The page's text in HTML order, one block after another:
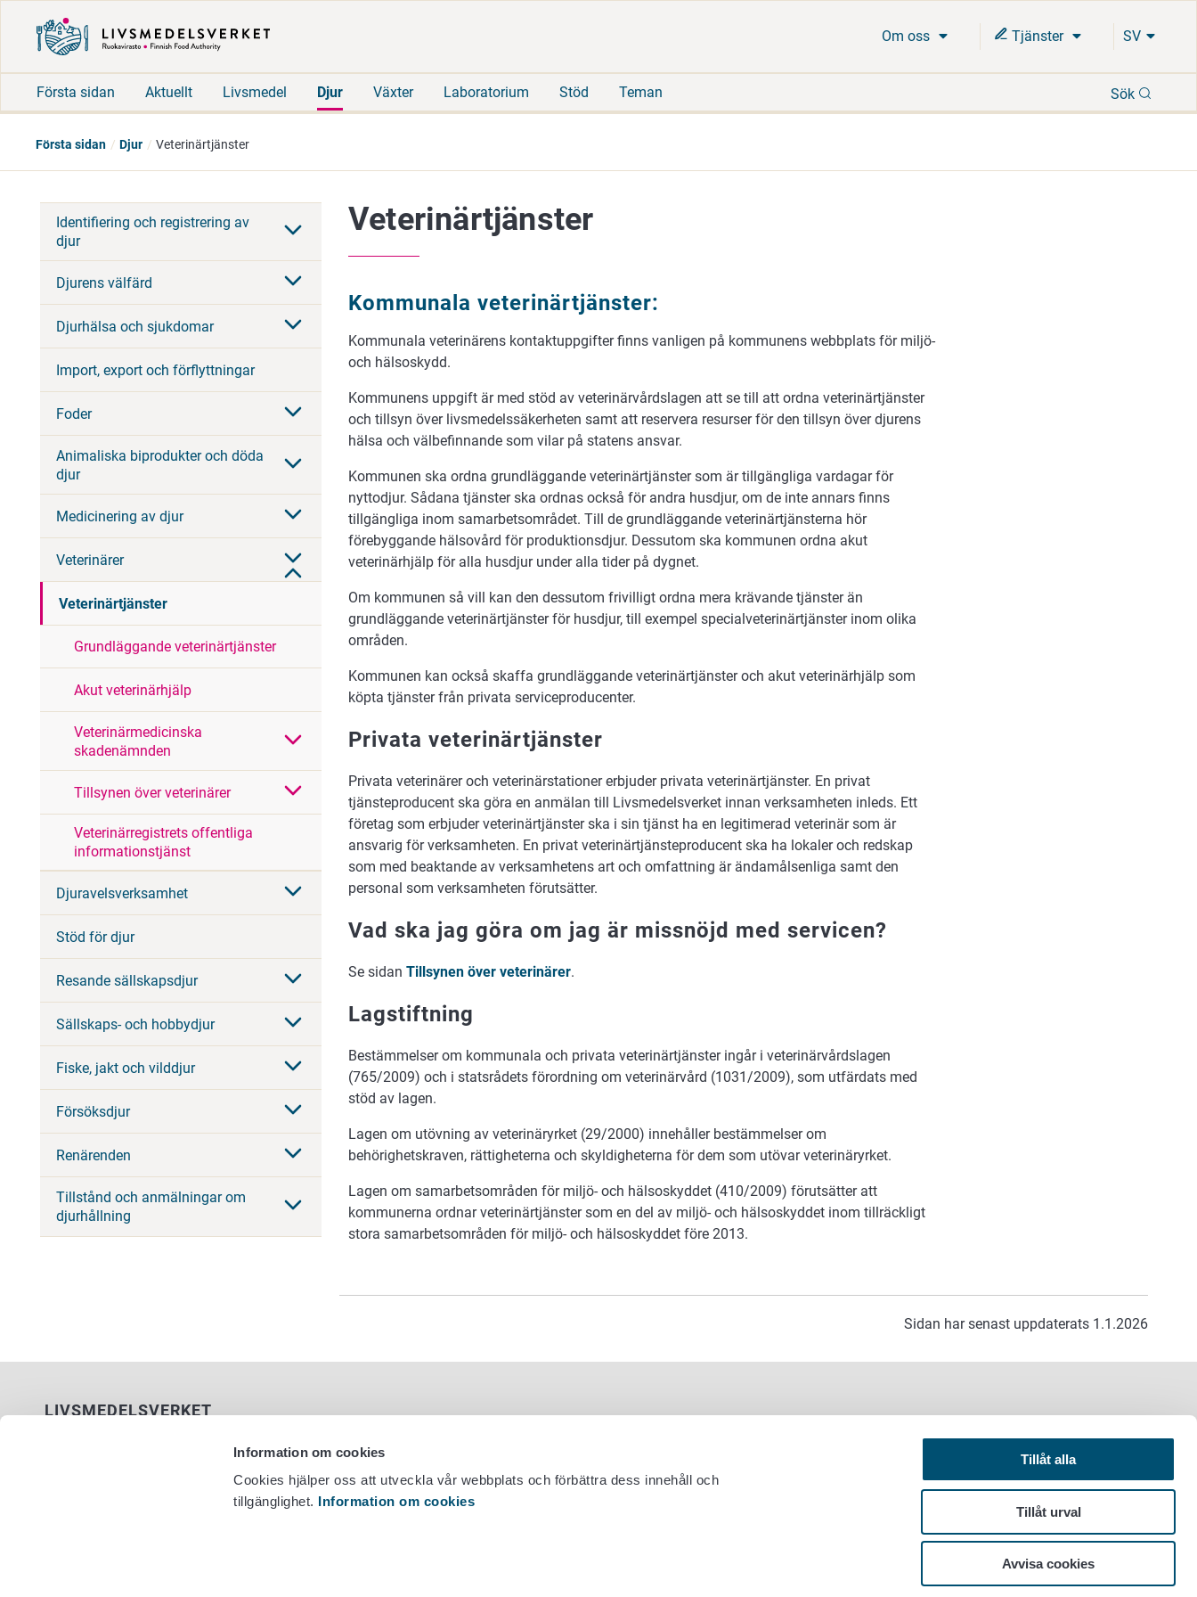
Information om cookies
Cookies hjälper oss att utveckla vår webbplats och förbättra dess innehåll och
tillgänglighet. Information om cookies
Tillåt alla
Tillåt urval
Avvisa cookies
Om oss Tjänster SV
Första sidan Aktuellt Livsmedel Djur Växter Laboratorium Stöd Teman Sök
Första sidan Djur Veterinärtjänster
Identifiering och registrering av
djur
Djurens välfärd
Djurhälsa och sjukdomar
Import, export och förflyttningar
Foder
Animaliska biprodukter och döda
djur
Medicinering av djur
Veterinärer
Veterinärtjänster
Grundläggande veterinärtjänster
Akut veterinärhjälp
Veterinärmedicinska
skadenämnden
Tillsynen över veterinärer
Veterinärregistrets offentliga
informationstjänst
Djuravelsverksamhet
Stöd för djur
Resande sällskapsdjur
Sällskaps- och hobbydjur
Fiske, jakt och vilddjur
Försöksdjur
Renärenden
Tillstånd och anmälningar om
djurhållning
Veterinärtjänster
Kommunala veterinärtjänster:
Kommunala veterinärens kontaktuppgifter finns vanligen på kommunens webbplats för miljö-
och hälsoskydd.
Kommunens uppgift är med stöd av veterinärvårdslagen att se till att ordna veterinärtjänster
och tillsyn över livsmedelssäkerheten samt att reservera resurser för den tillsyn över djurens
hälsa och välbefinnande som vilar på statens ansvar.
Kommunen ska ordna grundläggande veterinärtjänster som är tillgängliga vardagar för
nyttodjur. Sådana tjänster ska ordnas också för andra husdjur, om de inte annars finns
tillgängliga inom samarbetsområdet. Till de grundläggande veterinärtjänsterna hör
förebyggande hälsovård för produktionsdjur. Dessutom ska kommunen ordna akut
veterinärhjälp för alla husdjur under alla tider på dygnet.
Om kommunen så vill kan den dessutom frivilligt ordna mera krävande tjänster än
grundläggande veterinärtjänster för husdjur, till exempel specialveterinärtjänster inom olika
områden.
Kommunen kan också skaffa grundläggande veterinärtjänster och akut veterinärhjälp som
köpta tjänster från privata serviceproducenter.
Privata veterinärtjänster
Privata veterinärer och veterinärstationer erbjuder privata veterinärtjänster. En privat
tjänsteproducent ska göra en anmälan till Livsmedelsverket innan verksamheten inleds. Ett
företag som erbjuder veterinärtjänster ska i sin tjänst ha en legitimerad veterinär som är
ansvarig för verksamheten. En privat veterinärtjänsteproducent ska ha lokaler och redskap
som med beaktande av verksamhetens art och omfattning är ändamålsenliga samt den
personal som verksamheten förutsätter.
Vad ska jag göra om jag är missnöjd med servicen?
Se sidan Tillsynen över veterinärer.
Lagstiftning
Bestämmelser om kommunala och privata veterinärtjänster ingår i veterinärvårdslagen
(765/2009) och i statsrådets förordning om veterinärvård (1031/2009), som utfärdats med
stöd av lagen.
Lagen om utövning av veterinäryrket (29/2000) innehåller bestämmelser om
behörighetskraven, rättigheterna och skyldigheterna för dem som utövar veterinäryrket.
Lagen om samarbetsområden för miljö- och hälsoskyddet (410/2009) förutsätter att
kommunerna ordnar veterinärtjänster som en del av miljö- och hälsoskyddet inom tillräckligt
stora samarbetsområden för miljö- och hälsoskyddet före 2013.
Sidan har senast uppdaterats 1.1.2026
LIVSMEDELSVERKET